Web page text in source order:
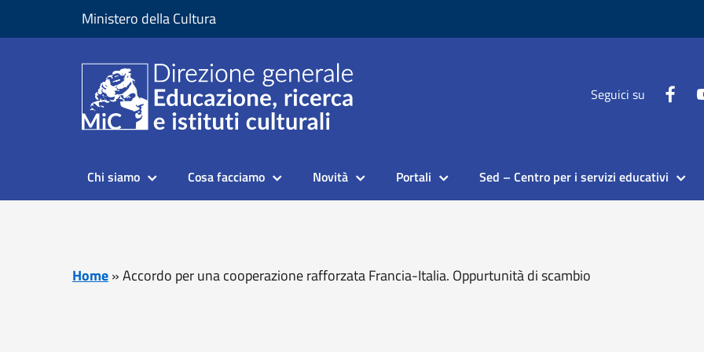
Vai al contenuto Vai al piede di pagina
Ministero della Cultura
Seguici su
Chi siamo Cosa facciamo Novità Portali Sed – Centro per i servizi educativi
Home»Accordo per una cooperazione rafforzata Francia-Italia. Oppurtunità di scambio